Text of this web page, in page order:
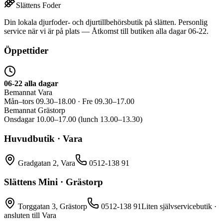
Slättens Foder
Din lokala djurfoder- och djurtillbehörsbutik på slätten. Personlig
service när vi är på plats — Åtkomst till butiken alla dagar 06-22.
Öppettider
06-22 alla dagar
Bemannat Vara
Mån–tors 09.30–18.00 · Fre 09.30–17.00
Bemannat Grästorp
Onsdagar 10.00–17.00 (lunch 13.00–13.30)
Huvudbutik · Vara
Gradgatan 2, Vara 0512-138 91
Slättens Mini · Grästorp
Torggatan 3, Grästorp 0512-138 91Liten självservicebutik ·
ansluten till Vara